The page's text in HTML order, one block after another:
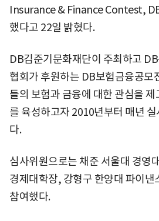
Insurance & Finance Contest,
했다고 22일 밝혔다.
DB김준기문화재단이 주최하고
협회가 후원하는 DB보험금융공모
들의 보험과 금융에 대한 관심을 제
를 육성하고자 2010년부터 매년
다.
심사위원으로는 채준 서울대 경영
경제대학장, 강형구 한양대 파이낸
참여했다.